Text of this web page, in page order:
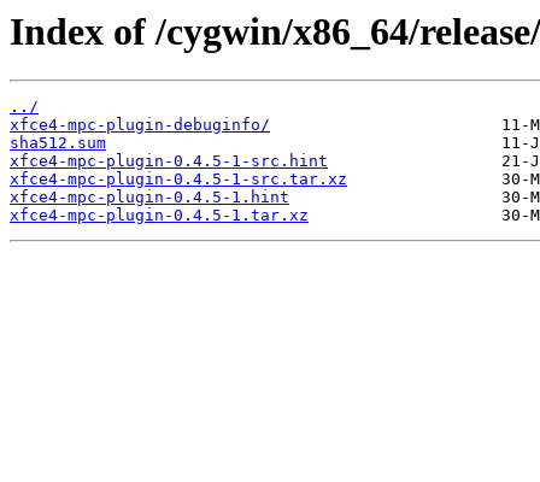
Index of /cygwin/x86_64/
../
xfce4-mpc-plugin-debuginfo/
sha512.sum
xfce4-mpc-plugin-0.4.5-1-src.hint
xfce4-mpc-plugin-0.4.5-1-src.tar.xz
xfce4-mpc-plugin-0.4.5-1.hint
xfce4-mpc-plugin-0.4.5-1.tar.xz